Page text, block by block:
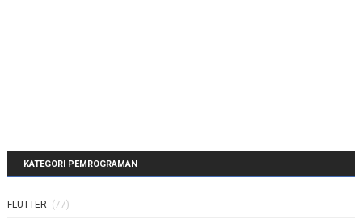
KATEGORI PEMROGRAMAN
FLUTTER (77)